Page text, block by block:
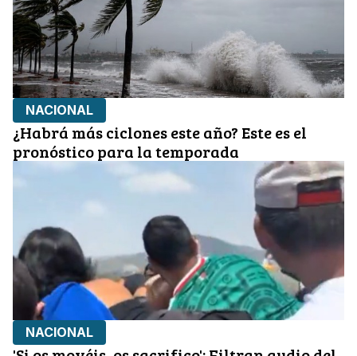
NACIONAL
¿Habrá más ciclones este año? Este es el
pronóstico para la temporada
NACIONAL